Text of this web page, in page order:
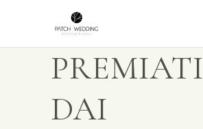
PREMIATI
DAI